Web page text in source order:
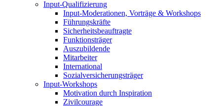
Input-Qualifizierung
Input-Moderationen, Vorträge & Workshops
Führungskräfte
Sicherheitsbeauftragte
Funktionsträger
Auszubildende
Mitarbeiter
International
Sozialversicherungsträger
Input-Workshops
Motivation durch Inspiration
Zivilcourage